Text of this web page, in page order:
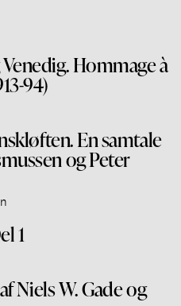
Hommage à
94)
En samtale
og Peter
1
Niels W. Gade og